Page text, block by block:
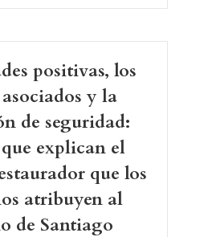
positivas, los
y la
de seguridad:
explican el
que los
atribuyen al
de Santiago